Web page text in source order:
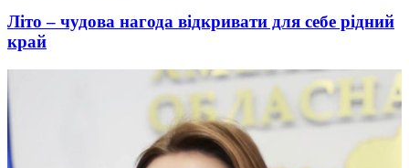
Літо – чудова нагода відкривати для себе рідний
край